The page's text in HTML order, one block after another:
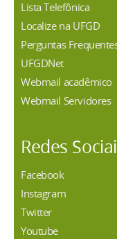
Lista Telefônica
Localize na UFGD
Perguntas
UFGDNet
Webmail acadêmico
Webmail Servidores
Redes
Facebook
Instagram
Twitter
Youtube